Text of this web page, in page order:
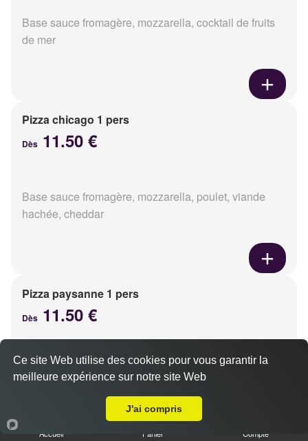
Base sauce fromagère, mozzarella, cocktail de fruits
de mer
Pizza chicago 1 pers
Dès 11.50 €
Base sauce fromagère, mozzarella, poulet, viande
hachée, cheddar
Pizza paysanne 1 pers
Dès 11.50 €
Base sauce fromagère, mozzarella, jambon,
champignons, camembert
Accueil Panier Compte
Ce site Web utilise des cookies pour vous garantir la
meilleure expérience sur notre site Web
J'ai compris